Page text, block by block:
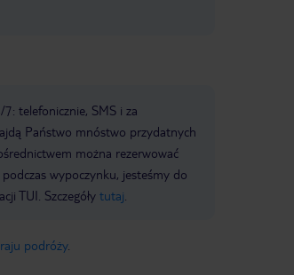
telefonicznie, SMS i za
Państwo mnóstwo przydatnych
można rezerwować
wypoczynku, jesteśmy do
TUI. Szczegóły tutaj
podróży.